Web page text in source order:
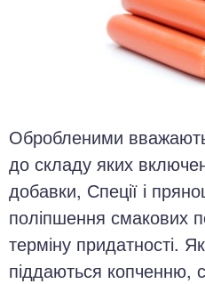
Обробленими
до складу яких
добавки, Спеції і
поліпшення смакових
терміну придатності.
піддаються копченню,